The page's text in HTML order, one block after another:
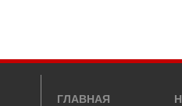
ГЛАВНАЯ